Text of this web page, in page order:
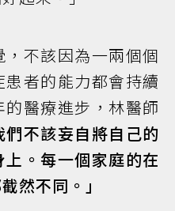
不該因為一兩個個
者的能力都會持續
醫療進步，林醫師
們不該妄自將自己的
。每一個家庭的在
然不同。」